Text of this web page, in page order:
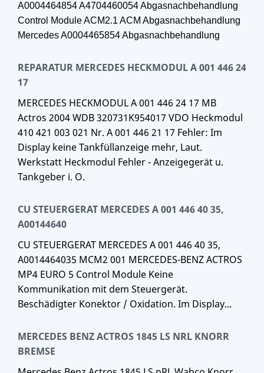
A0004464854 A4704460054 Abgasnachbehandlung
Control Module ACM2.1 ACM Abgasnachbehandlung
Mercedes A0004465854 Abgasnachbehandlung
REPARATUR MERCEDES HECKMODUL A 001 446 24
17
MERCEDES HECKMODUL A 001 446 24 17 MB
Actros 2004 WDB 320731K954017 VDO Heckmodul
410 421 003 021 Nr. A 001 446 21 17 Fehler: Im
Display keine Tankfüllanzeige mehr, Laut.
Werkstatt Heckmodul Fehler - Anzeigegerät u.
Tankgeber i. O.
CU STEUERGERAT MERCEDES A 001 446 40 35,
A00144640
CU STEUERGERAT MERCEDES A 001 446 40 35,
A0014464035 MCM2 001 MERCEDES-BENZ ACTROS
MP4 EURO 5 Control Module Keine
Kommunikation mit dem Steuergerät.
Beschädigter Konektor / Oxidation. Im Display...
MERCEDES BENZ ACTROS 1845 LS NRL KNORR
BREMSE